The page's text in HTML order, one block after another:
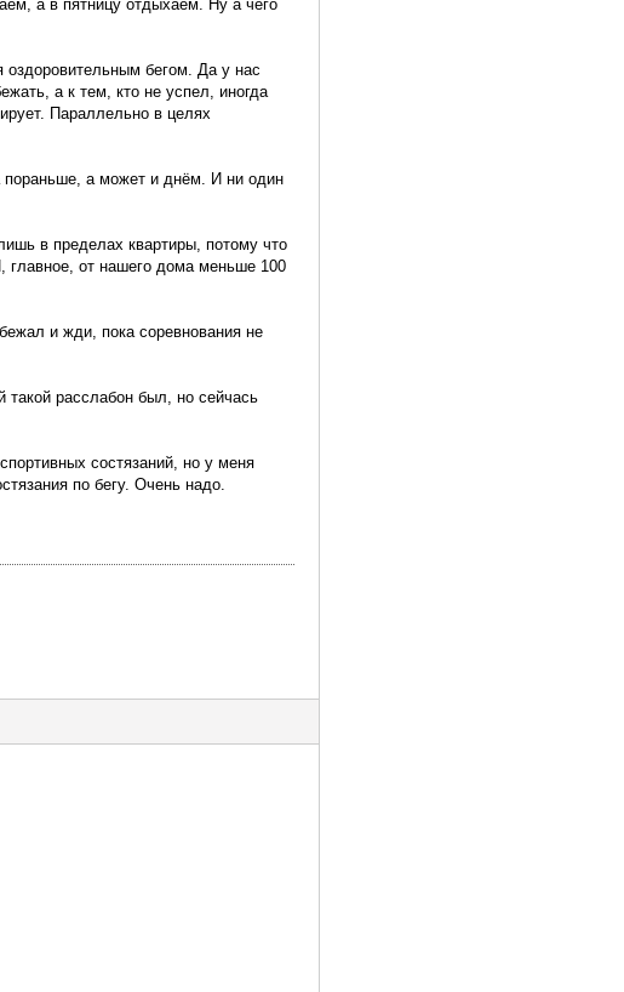
а в пятницу отдыхаем. Ну а чего
оздоровительным бегом. Да у нас
а к тем, кто не успел, иногда
Параллельно в целях
пораньше, а может и днём. И ни один
в пределах квартиры, потому что
главное, от нашего дома меньше 100
и жди, пока соревнования не
такой расслабон был, но сейчась
состязаний, но у меня
по бегу. Очень надо.